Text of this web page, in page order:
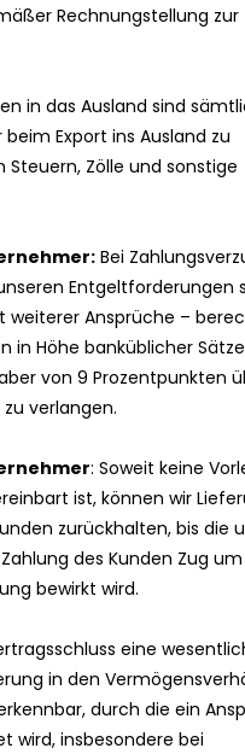
Rechnungstellung zur
in das Ausland sind
Export ins Ausland zu
Steuern, Zölle und sonstige
Bei
Entgeltforderungen
weiterer Ansprüche –
in Höhe banküblicher
von 9 Prozentpunkten
zu verlangen.
: Soweit keine
ist, können wir
zurückhalten, bis die
des Kunden Zug
bewirkt wird.
eine
in den
durch die ein
wird, insbesondere bei